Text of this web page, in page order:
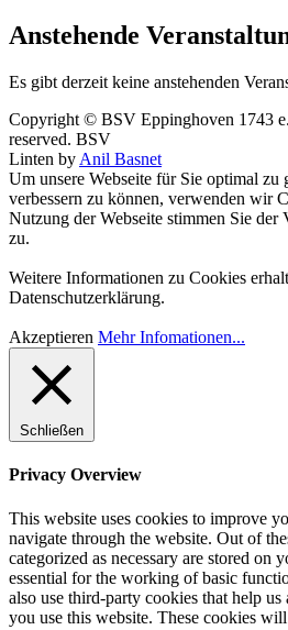
Anstehende
Es gibt derzeit keine anstehenden
Copyright © BSV Eppinghoven 1743
reserved. BSV
Linten by Anil Basnet
Um unsere Webseite für Sie optimal zu
verbessern zu können, verwenden wir
Nutzung der Webseite stimmen Sie
zu.
Weitere Informationen zu Cookies
Datenschutzerklärung.
Akzeptieren Mehr Infomationen...
Schließen
Privacy Overview
This website uses cookies to improve
navigate through the website. Out of
categorized as necessary are stored on
essential for the working of basic
also use third-party cookies that help
you use this website. These cookies